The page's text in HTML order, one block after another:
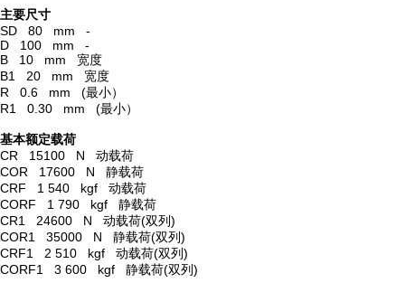
主要尺寸
SD 80 mm -
D 100 mm -
B 10 mm 宽度
B1 20 mm 宽度
R 0.6 mm (最小）
R1 0.30 mm (最小）
基本额定载荷
CR 15100 N 动载荷
COR 17600 N 静载荷
CRF 1 540 kgf 动载荷
CORF 1 790 kgf 静载荷
CR1 24600 N 动载荷(双列)
COR1 35000 N 静载荷(双列)
CRF1 2 510 kgf 动载荷(双列)
CORF1 3 600 kgf 静载荷(双列)